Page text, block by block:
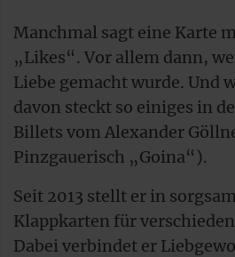
Manchmal sagt eine Karte
„Likes“. Vor allem dann,
Liebe gemacht wurde. Und
davon steckt so einiges in
Billets vom Alexander
Pinzgauerisch „Goina“).
Seit 2013 stellt er in
Klappkarten für
Dabei verbindet er